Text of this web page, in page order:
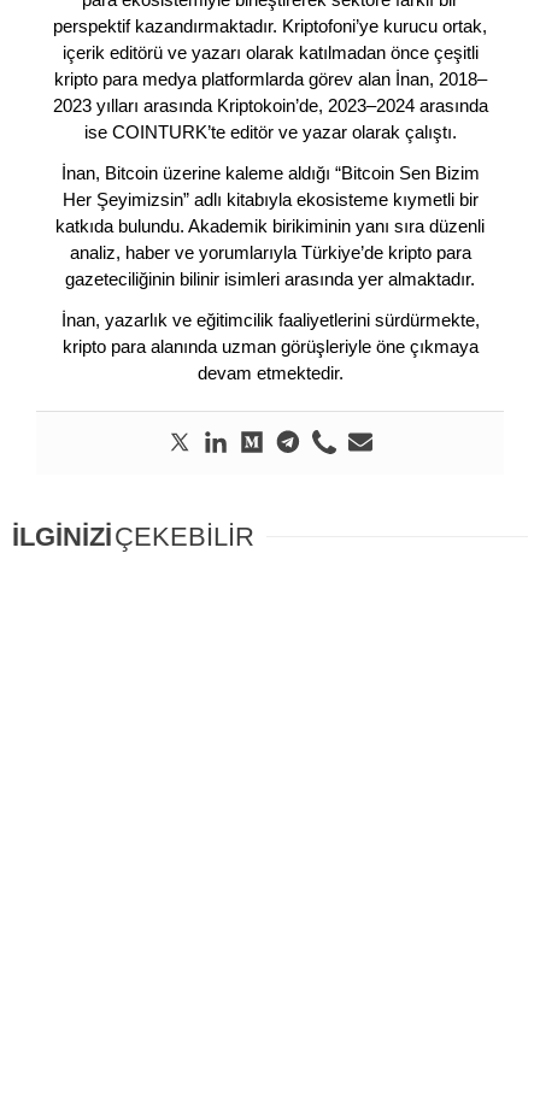
perspektif kazandırmaktadır. Kriptofoni’ye kurucu ortak,
içerik editörü ve yazarı olarak katılmadan önce çeşitli
kripto para medya platformlarda görev alan İnan, 2018–
2023 yılları arasında Kriptokoin’de, 2023–2024 arasında
ise COINTURK’te editör ve yazar olarak çalıştı.
İnan, Bitcoin üzerine kaleme aldığı “Bitcoin Sen Bizim
Her Şeyimizsin” adlı kitabıyla ekosisteme kıymetli bir
katkıda bulundu. Akademik birikiminin yanı sıra düzenli
analiz, haber ve yorumlarıyla Türkiye’de kripto para
gazeteciliğinin bilinir isimleri arasında yer almaktadır.
İnan, yazarlık ve eğitimcilik faaliyetlerini sürdürmekte,
kripto para alanında uzman görüşleriyle öne çıkmaya
devam etmektedir.
İLGİNİZİÇEKEBİLİR